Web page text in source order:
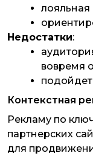
Недостатки:
вовремя
Контекстная
Рекламу по
партнерских
для